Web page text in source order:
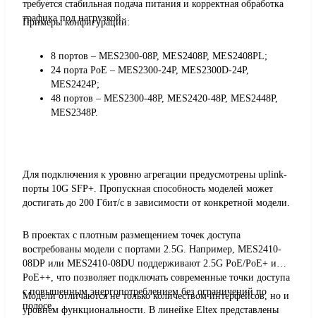
требуется стабильная подача питания и корректная обработка
трафика под нагрузкой.
Примеры конфигураций:
8 портов – MES2300-08P, MES2408P, MES2408PL;
24 порта PoE – MES2300-24P, MES2300D-24P,
MES2424P;
48 портов – MES2300-48P, MES2420-48P, MES2448P,
MES2348P.
Для подключения к уровню агрегации предусмотрены uplink-
порты 10G SFP+. Пропускная способность моделей может
достигать до 200 Гбит/с в зависимости от конкретной модели.
В проектах с плотным размещением точек доступа
востребованы модели с портами 2.5G. Например, MES2410-
08DP или MES2410-08DU поддерживают 2.5G PoE/PoE+ и
PoE++, что позволяет подключать современные точки доступа
с повышенным энергопотреблением без ограничений по
полосе.
Модели отличаются не только количеством интерфейсов, но и
уровнем функциональности. В линейке Eltex представлены